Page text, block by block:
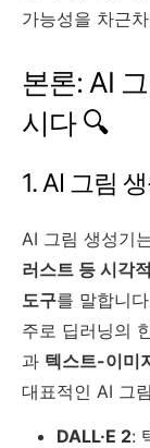
가능성을 차근
본론: AI
시다 🔍
1. AI 그림
AI 그림 생성기
러스트 등 시각
도구를 말합니
주로 딥러닝의
과 텍스트-이미
대표적인 AI 그
DALL·E 2: